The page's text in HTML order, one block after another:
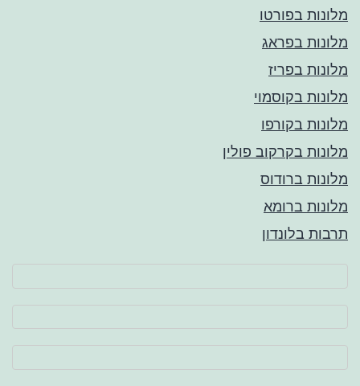
מלונות בפורטו
מלונות בפראג
מלונות בפריז
מלונות בקוסמוי
מלונות בקורפו
מלונות בקרקוב פולין
מלונות ברודוס
מלונות ברומא
תרבות בלונדון